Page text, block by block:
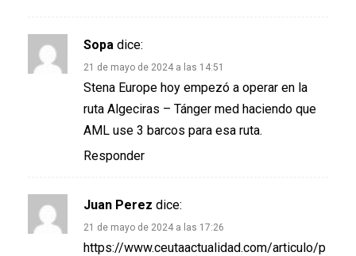
Sopa dice:
21 de mayo de 2024 a las 14:51
Stena Europe hoy empezó a operar en la
ruta Algeciras – Tánger med haciendo que
AML use 3 barcos para esa ruta.
Responder
Juan Perez dice:
21 de mayo de 2024 a las 17:26
https://www.ceutaactualidad.com/articulo/p